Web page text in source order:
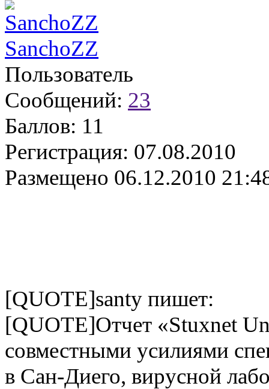
SanchoZZ
Пользователь
Сообщений: 23
Баллов: 11
Регистрация: 07.08.2010
Размещено 06.12.2010
[QUOTE]santy пишет:
[QUOTE]Отчет «Stuxnet
совместными усилиями
в Сан-Диего, вирусной